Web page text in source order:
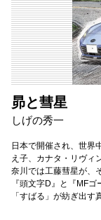
昴と彗星
しげの秀一
日本で開催され、世界
え子、カナタ・リヴィ
奈川では工藤彗星が、
『頭文字D』と『MF
「すばる」が紡ぎ出す